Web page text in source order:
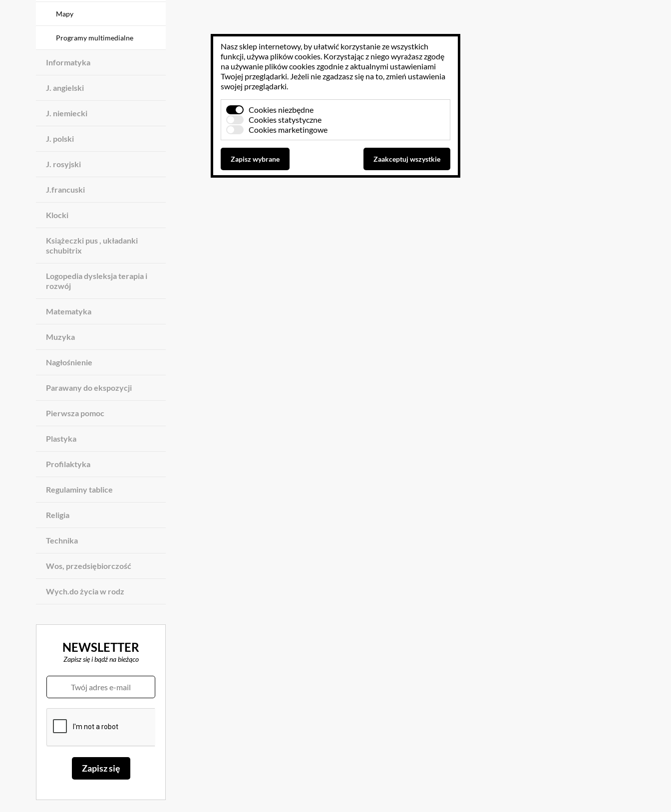
Mapy
Programy multimedialne
Informatyka
J. angielski
J. niemiecki
J. polski
J. rosyjski
J.francuski
Klocki
Książeczki pus , układanki
schubitrix
Logopedia dysleksja terapia i
rozwój
Matematyka
Muzyka
Nagłośnienie
Parawany do ekspozycji
Pierwsza pomoc
Plastyka
Profilaktyka
Regulaminy tablice
Religia
Technika
Wos, przedsiębiorczość
Wych.do życia w rodz
NEWSLETTER
Zapisz się i bądź na bieżąco
Nasz sklep internetowy, by ułatwić korzystanie ze wszystkich
funkcji, używa plików cookies. Korzystając z niego wyrażasz zgodę
na używanie plików cookies zgodnie z aktualnymi ustawieniami
Twojej przeglądarki. Jeżeli nie zgadzasz się na to, zmień ustawienia
swojej przeglądarki.
Cookies niezbędne
Cookies statystyczne
Cookies marketingowe
Zapisz wybrane Zaakceptuj wszystkie